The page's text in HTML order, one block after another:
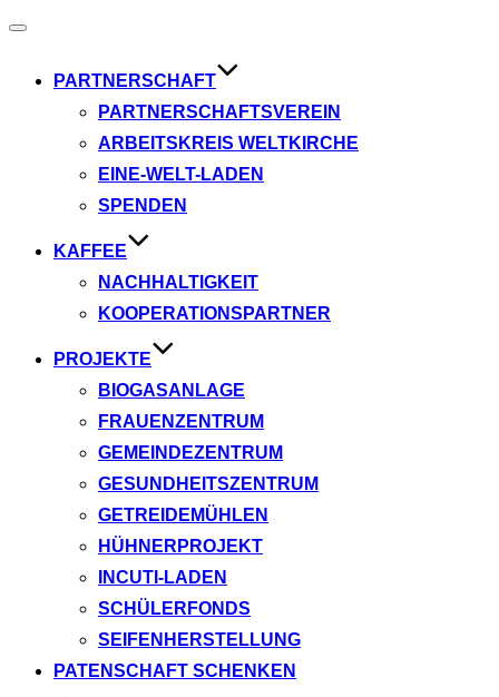
Navigation
PARTNERSCHAFT
PARTNERSCHAFTSVEREIN
ARBEITSKREIS WELTKIRCHE
EINE-WELT-LADEN
SPENDEN
KAFFEE
NACHHALTIGKEIT
KOOPERATIONSPARTNER
PROJEKTE
BIOGASANLAGE
FRAUENZENTRUM
GEMEINDEZENTRUM
GESUNDHEITSZENTRUM
GETREIDEMÜHLEN
HÜHNERPROJEKT
INCUTI-LADEN
SCHÜLERFONDS
SEIFENHERSTELLUNG
PATENSCHAFT SCHENKEN